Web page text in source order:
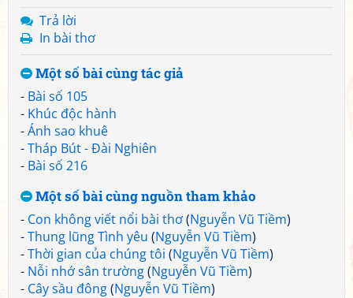
Trả lời
In bài thơ
Một số bài cùng tác giả
- Bài số 105
- Khúc độc hành
-Ánh sao khuê
-Tháp Bút - Đài Nghiên
- Bài số 216
Một số bài cùng nguồn tham khảo
- Con không viết nổi bài thơ(Nguyễn Vũ Tiềm)
-Thung lũng Tình yêu (Nguyễn Vũ Tiềm)
-Thời gian của chúng tôi (Nguyễn Vũ Tiềm)
- Nỗi nhớ sân trường(Nguyễn Vũ Tiềm)
- Cây sầu đông(Nguyễn Vũ Tiềm)